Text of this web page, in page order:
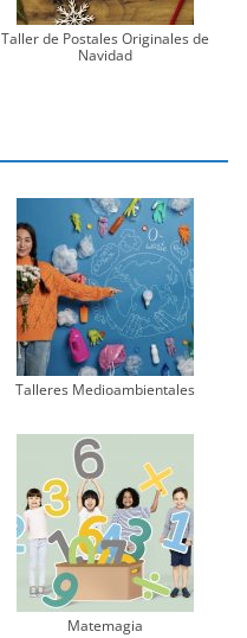
Taller de Postales Originales de
Navidad
Talleres Medioambientales
Matemagia